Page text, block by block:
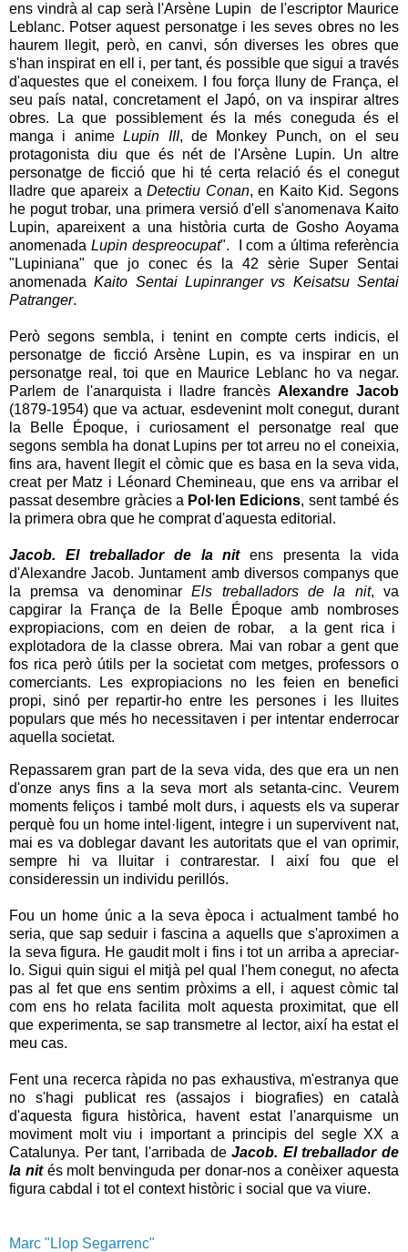
ens vindrà al cap serà l'Arsène Lupin de l'escriptor Maurice
Leblanc. Potser aquest personatge i les seves obres no les
haurem llegit, però, en canvi, són diverses les obres que
s'han inspirat en ell i, per tant, és possible que sigui a través
d'aquestes que el coneixem. I fou força lluny de França, el
seu país natal, concretament el Japó, on va inspirar altres
obres. La que possiblement és la més coneguda és el
manga i animeLupin III, de Monkey Punch, on el seu
protagonista diu que és nét de l'Arsène Lupin. Un altre
personatge de ficció que hi té certa relació és el conegut
lladre que apareix aDetectiu Conan, en Kaito Kid. Segons
he pogut trobar, una primera versió d'ell s'anomenava Kaito
Lupin, apareixent a una història curta de Gosho Aoyama
anomenada Lupin despreocupat". I com a última referència
"Lupiniana" que jo conec és la 42 sèrie Super Sentai
anomenadaKaito Sentai Lupinranger vs Keisatsu Sentai
Patranger.
Però segons sembla, i tenint en compte certs indicis, el
personatge de ficció Arsène Lupin, es va inspirar en un
personatge real, toi que en Maurice Leblanc ho va negar.
Parlem de l'anarquista i lladre francès Alexandre Jacob
(1879-1954) que va actuar, esdevenint molt conegut, durant
la Belle Époque, i curiosament el personatge real que
segons sembla ha donat Lupins per tot arreu no el coneixia,
fins ara, havent llegit el còmic que es basa en la seva vida,
creat per Matz i Léonard Chemineau, que ens va arribar el
passat desembre gràcies a Pol·len Edicions, sent també és
la primera obra que he comprat d'aquesta editorial.
Jacob. El treballador de la nitens presenta la vida
d'Alexandre Jacob. Juntament amb diversos companys que
la premsa va denominarEls treballadors de la nit, va
capgirar la França de la Belle Époque amb nombroses
expropiacions, com en deien de robar, a la gent rica i
explotadora de la classe obrera. Mai van robar a gent que
fos rica però útils per la societat com metges, professors o
comerciants. Les expropiacions no les feien en benefici
propi, sinó per repartir-ho entre les persones i les lluites
populars que més ho necessitaven i per intentar enderrocar
aquella societat.
Repassarem gran part de la seva vida, des que era un nen
d'onze anys fins a la seva mort als setanta-cinc. Veurem
moments feliços i també molt durs, i aquests els va superar
perquè fou un home intel·ligent, integre i un supervivent nat,
mai es va doblegar davant les autoritats que el van oprimir,
sempre hi va lluitar i contrarestar. I així fou que el
consideressin un individu perillós.
Fou un home únic a la seva època i actualment també ho
seria, que sap seduir i fascina a aquells que s'aproximen a
la seva figura. He gaudit molt i fins i tot un arriba a apreciar-
lo. Sigui quin sigui el mitjà pel qual l'hem conegut, no afecta
pas al fet que ens sentim pròxims a ell, i aquest còmic tal
com ens ho relata facilita molt aquesta proximitat, que ell
que experimenta, se sap transmetre al lector, així ha estat el
meu cas.
Fent una recerca ràpida no pas exhaustiva, m'estranya que
no s'hagi publicat res (assajos i biografies) en català
d'aquesta figura històrica, havent estat l'anarquisme un
moviment molt viu i important a principis del segle XX a
Catalunya. Per tant, l'arribada deJacob. El treballador de
la nités molt benvinguda per donar-nos a conèixer aquesta
figura cabdal i tot el context històric i social que va viure.
Marc "Llop Segarrenc"